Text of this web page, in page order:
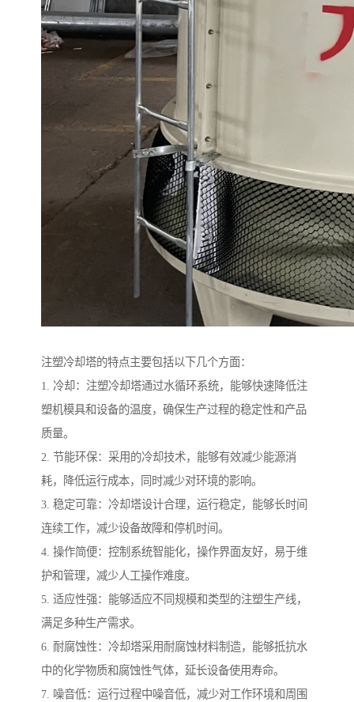
注塑冷却塔的特点主要包括以下几个方面：
1. 冷却：注塑冷却塔通过水循环系统，能够快速降低注
塑机模具和设备的温度，确保生产过程的稳定性和产品
质量。
2. 节能环保：采用的冷却技术，能够有效减少能源消
耗，降低运行成本，同时减少对环境的影响。
3. 稳定可靠：冷却塔设计合理，运行稳定，能够长时间
连续工作，减少设备故障和停机时间。
4. 操作简便：控制系统智能化，操作界面友好，易于维
护和管理，减少人工操作难度。
5. 适应性强：能够适应不同规模和类型的注塑生产线，
满足多种生产需求。
6. 耐腐蚀性：冷却塔采用耐腐蚀材料制造，能够抵抗水
中的化学物质和腐蚀性气体，延长设备使用寿命。
7. 噪音低：运行过程中噪音低，减少对工作环境和周围